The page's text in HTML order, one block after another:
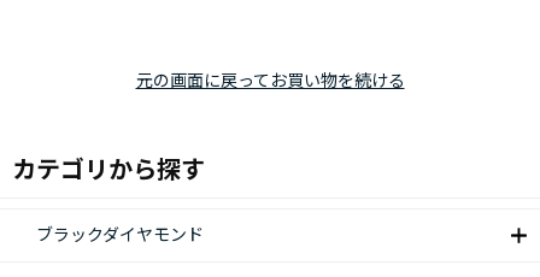
元の画面に戻ってお買い物を続ける
カテゴリから探す
ブラックダイヤモンド